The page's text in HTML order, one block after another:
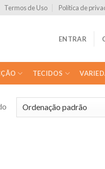
Termos de Uso Política de
ENTRAR
TECIDOS